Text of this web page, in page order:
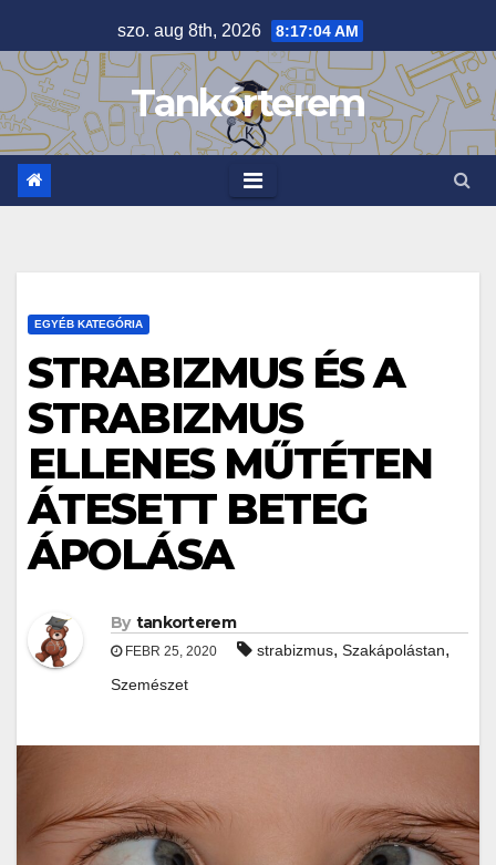
to
content
szo. aug 8th, 2026 8:17:05 AM
Tankórterem
EGYÉB KATEGÓRIA
STRABIZMUS ÉS A
STRABIZMUS
ELLENES MŰTÉTEN
ÁTESETT BETEG
ÁPOLÁSA
By tankorterem
FEBR 25, 2020 strabizmus, Szakápolástan,
Szemészet